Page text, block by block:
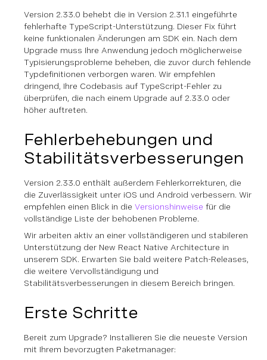
Version 2.33.0 behebt die in Version 2.31.1 eingeführte
fehlerhafte TypeScript-Unterstützung. Dieser Fix führt
keine funktionalen Änderungen am SDK ein. Nach dem
Upgrade muss Ihre Anwendung jedoch möglicherweise
Typisierungsprobleme beheben, die zuvor durch fehlende
Typdefinitionen verborgen waren. Wir empfehlen
dringend, Ihre Codebasis auf TypeScript-Fehler zu
überprüfen, die nach einem Upgrade auf 2.33.0 oder
höher auftreten.
Fehlerbehebungen und
Stabilitätsverbesserungen
Version 2.33.0 enthält außerdem Fehlerkorrekturen, die
die Zuverlässigkeit unter iOS und Android verbessern. Wir
empfehlen einen Blick in die Versionshinweise für die
vollständige Liste der behobenen Probleme.
Wir arbeiten aktiv an einer vollständigeren und stabileren
Unterstützung der New React Native Architecture in
unserem SDK. Erwarten Sie bald weitere Patch-Releases,
die weitere Vervollständigung und
Stabilitätsverbesserungen in diesem Bereich bringen.
Erste Schritte
Bereit zum Upgrade? Installieren Sie die neueste Version
mit Ihrem bevorzugten Paketmanager: